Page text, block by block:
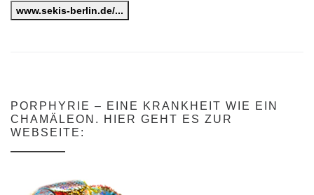
www.sekis-berlin.de/...
PORPHYRIE – EINE KRANKHEIT WIE EIN
CHAMÄLEON. HIER GEHT ES ZUR
WEBSEITE: